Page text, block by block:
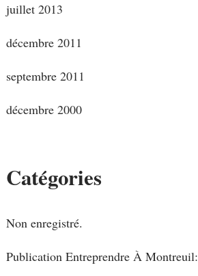
juillet 2013
décembre 2011
septembre 2011
décembre 2000
Catégories
Non enregistré.
Publication Entreprendre À Montreuil: